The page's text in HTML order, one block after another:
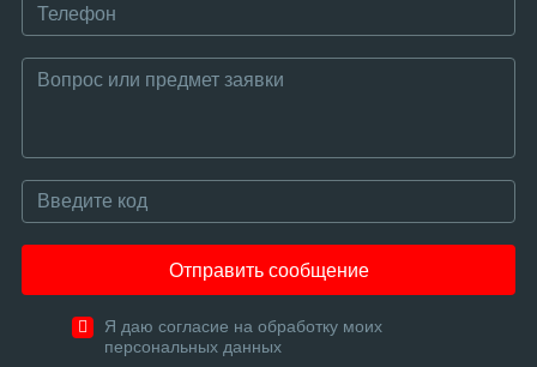
Отправить сообщение
Я даю согласие на обработку моих
персональных данных